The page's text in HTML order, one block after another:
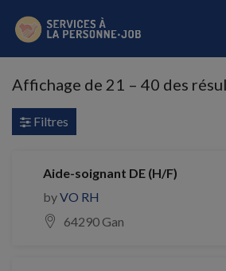
Affichage de 21 – 40 des
Filtres
Aide-soignant DE (H/F)
byVO RH
64290 Gan